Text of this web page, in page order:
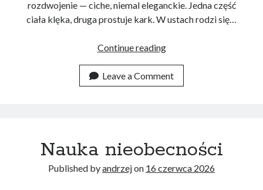
rozdwojenie — ciche, niemal eleganckie. Jedna część
ciała klęka, druga prostuje kark. W ustach rodzi się…
Continue readingDwugłos
Leave a Comment
Nauka nieobecności
Published byandrzejon 16 czerwca 2026